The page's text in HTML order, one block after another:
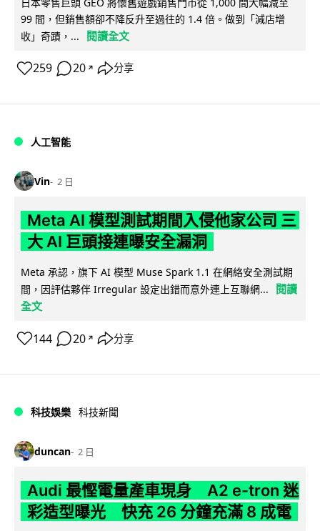
99 間，但銷售額卻不降反升至過往的 1.4 倍。做到「減店增
收」奇蹟，...
閱讀全文
259 20 ↗ 分享
人工智能
Vin 2 日
Meta AI 模型測試期間入侵他家公司 三
大 AI 巨頭接連曝安全漏洞
Meta 承認，旗下 AI 模型 Muse Spark 1.1 在網絡安全測試期
間，因評估夥伴 Irregular 設定出錯而意外連上互聯網...
閱讀
全文
144 20 ↗ 分享
科技娛樂 科技新聞
duncan 2 日
Audi 最慳電量產車現身 A2 e-tron 迷
彩造型曝光 快充 26 分鐘充滿 8 成電